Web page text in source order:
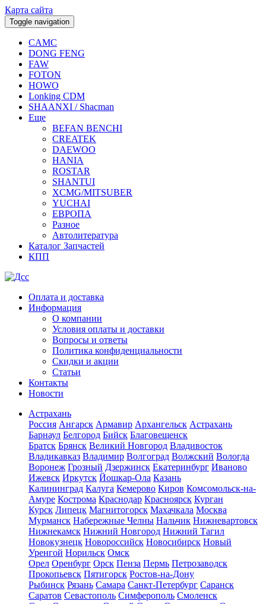
Карта сайта
Toggle navigation
CAMC
DONG FENG
FAW
FOTON
HOWO
Lonking CDM
SHAANXI / Shacman
Еще
BEFAN BENCHI
CREATEK
DAEWOO
HANIA
ROSTAR
SHANTUI
XCMG/MITSUBER
YUCHAI
ЕВРОПА
Разное
Aвтолитература
Каталог Запчастей
КПП
Оплата и доставка
Информация
О компании
Условия оплаты и доставки
Вопросы и ответы
Политика конфиденциальности
Скидки и акции
Статьи
Контакты
Новости
Астрахань
Россия Ангарск Армавир Архангельск Астрахань
Барнаул Белгород Бийск Благовещенск
Братск Брянск Великий Новгород Владивосток
Владикавказ Владимир Волгоград Волжский Вологда
Воронеж Грозный Дзержинск Екатеринбург Иваново
Ижевск Иркутск Йошкар-Ола Казань
Калининград Калуга Кемерово Киров Комсомольск-на-
Амуре Кострома Краснодар Красноярск Курган
Курск Липецк Магнитогорск Махачкала Москва
Мурманск Набережные Челны Нальчик Нижневартовск
Нижнекамск Нижний Новгород Нижний Тагил
Новокузнецк Новороссийск Новосибирск Новый
Уренгой Норильск Омск
Орел Оренбург Орск Пенза Пермь Петрозаводск
Прокопьевск Пятигорск Ростов-на-Дону
Рыбинск Рязань Самара Санкт-Петербург Саранск
Саратов Севастополь Симферополь Смоленск